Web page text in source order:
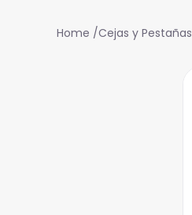
Cejas y Pestañas